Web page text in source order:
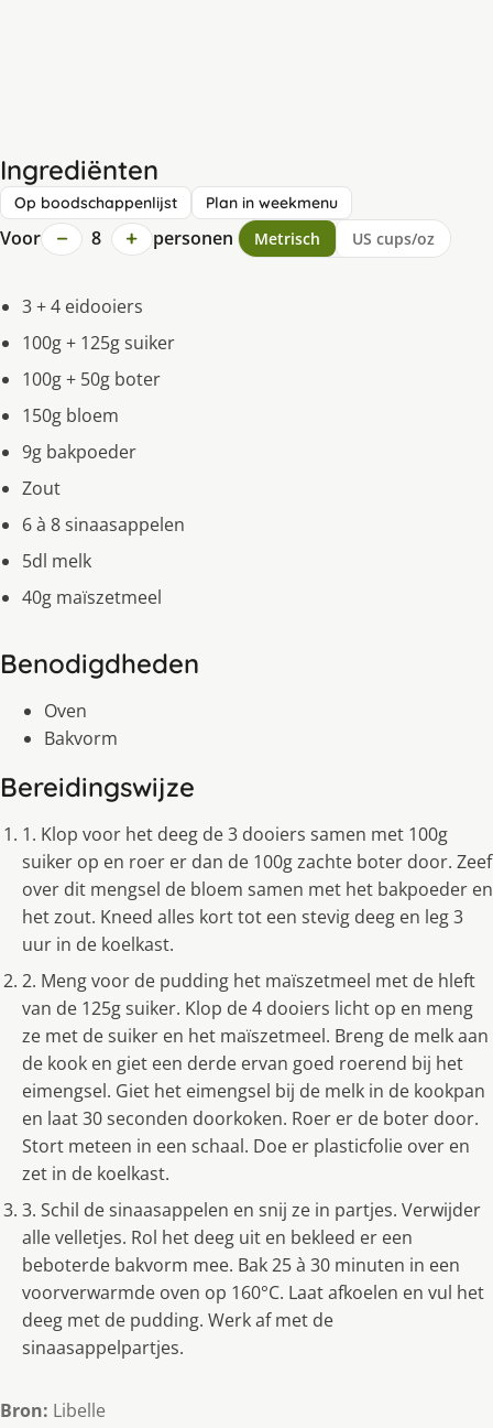
Ingrediënten
Op boodschappenlijst Plan in weekmenu
Voor − 8 + personen Metrisch US cups/oz
3 + 4 eidooiers
100g + 125g suiker
100g + 50g boter
150g bloem
9g bakpoeder
Zout
6 à 8 sinaasappelen
5dl melk
40g maïszetmeel
Benodigdheden
Oven
Bakvorm
Bereidingswijze
1. Klop voor het deeg de 3 dooiers samen met 100g
suiker op en roer er dan de 100g zachte boter door. Zeef
over dit mengsel de bloem samen met het bakpoeder en
het zout. Kneed alles kort tot een stevig deeg en leg 3
uur in de koelkast.
2. Meng voor de pudding het maïszetmeel met de hleft
van de 125g suiker. Klop de 4 dooiers licht op en meng
ze met de suiker en het maïszetmeel. Breng de melk aan
de kook en giet een derde ervan goed roerend bij het
eimengsel. Giet het eimengsel bij de melk in de kookpan
en laat 30 seconden doorkoken. Roer er de boter door.
Stort meteen in een schaal. Doe er plasticfolie over en
zet in de koelkast.
3. Schil de sinaasappelen en snij ze in partjes. Verwijder
alle velletjes. Rol het deeg uit en bekleed er een
beboterde bakvorm mee. Bak 25 à 30 minuten in een
voorverwarmde oven op 160°C. Laat afkoelen en vul het
deeg met de pudding. Werk af met de
sinaasappelpartjes.
Bron: Libelle